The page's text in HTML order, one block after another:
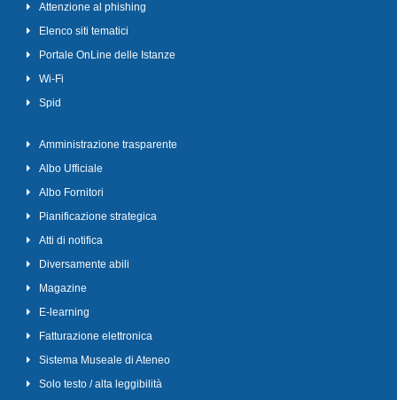
Attenzione al phishing
Elenco siti tematici
Portale OnLine delle Istanze
Wi-Fi
Spid
Amministrazione trasparente
Albo Ufficiale
Albo Fornitori
Pianificazione strategica
Atti di notifica
Diversamente abili
Magazine
E-learning
Fatturazione elettronica
Sistema Museale di Ateneo
Solo testo / alta leggibilità